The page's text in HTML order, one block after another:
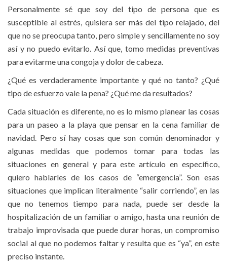
Personalmente sé que soy del tipo de persona que es
susceptible al estrés, quisiera ser más del tipo relajado, del
que no se preocupa tanto, pero simple y sencillamente no soy
así y no puedo evitarlo. Así que, tomo medidas preventivas
para evitarme una congoja y dolor de cabeza.
¿Qué es verdaderamente importante y qué no tanto? ¿Qué
tipo de esfuerzo vale la pena? ¿Qué me da resultados?
Cada situación es diferente, no es lo mismo planear las cosas
para un paseo a la playa que pensar en la cena familiar de
navidad. Pero sí hay cosas que son común denominador y
algunas medidas que podemos tomar para todas las
situaciones en general y para este artículo en específico,
quiero hablarles de los casos de “emergencia”. Son esas
situaciones que implican literalmente “salir corriendo”, en las
que no tenemos tiempo para nada, puede ser desde la
hospitalización de un familiar o amigo, hasta una reunión de
trabajo improvisada que puede durar horas, un compromiso
social al que no podemos faltar y resulta que es “ya”, en este
preciso instante.